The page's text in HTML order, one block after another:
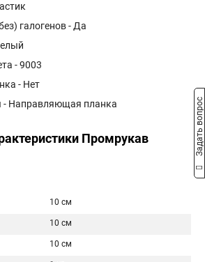
галогенов - Да
- 9003
- Нет
- Направляющая планка
Промрукав
10 см
10 см
10 см
Задать вопрос